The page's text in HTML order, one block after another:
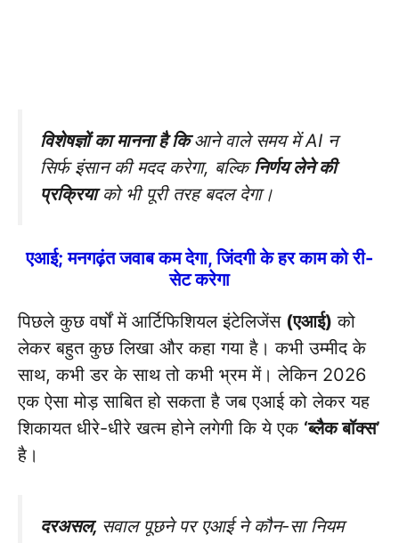
विशेषज्ञों का मानना है किआने वाले समय में AI न
सिर्फ इंसान की मदद करेगा, बल्किनिर्णय लेने की
प्रक्रियाको भी पूरी तरह बदल देगा।
एआई; मनगढ़ंत जवाब कम देगा, जिंदगी के हर काम को री-
सेट करेगा
पिछले कुछ वर्षों में आर्टिफिशियल इंटेलिजेंस (एआई) को
लेकर बहुत कुछ लिखा और कहा गया है। कभी उम्मीद के
साथ, कभी डर के साथ तो कभी भ्रम में। लेकिन 2026
एक ऐसा मोड़ साबित हो सकता है जब एआई को लेकर यह
शिकायत धीरे-धीरे खत्म होने लगेगी कि ये एक ‘ब्लैक बॉक्स’
है।
दरअसल, सवाल पूछने पर एआई ने कौन-सा नियम